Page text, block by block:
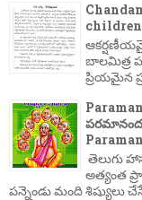
బాలమిత్ర
ప్రియమైన
తెలుగు
అత్యంత
పన్నెండు మంది శిష్యులు